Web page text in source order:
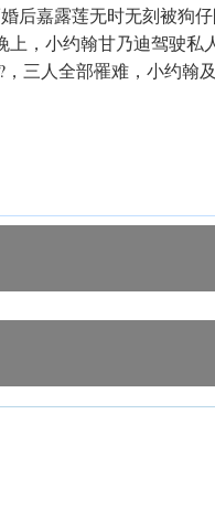
后嘉露莲无时无刻被狗
上，小约翰甘乃迪驾驶私
三人全部罹难，小约翰